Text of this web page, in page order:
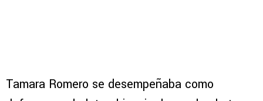
Tamara Romero se desempeñaba como